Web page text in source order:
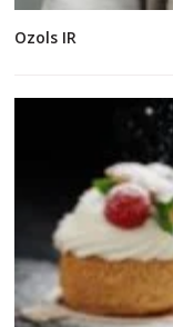
Ozols IR